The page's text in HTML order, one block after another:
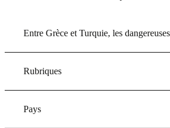
Entre Grèce et Turquie, les
Rubriques
Pays